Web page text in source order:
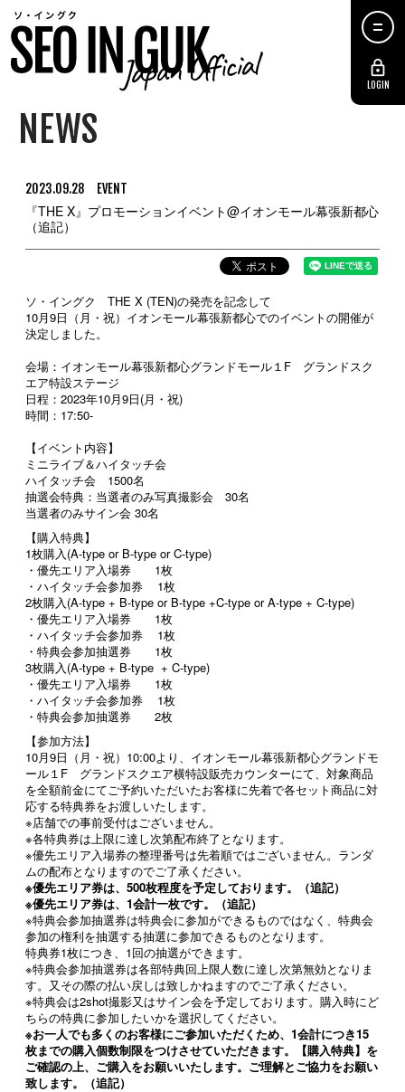
LOGIN
NEWS
2023.09.28 EVENT
『THE X』プロモーションイベント@イオンモール幕張新都心
（追記）
ソ・イングク THE X (TEN)の発売を記念して
10月9日（月・祝）イオンモール幕張新都心でのイベントの開催が
決定しました。
会場：イオンモール幕張新都心グランドモール１F グランドスク
エア特設ステージ
日程：2023年10月9日(月・祝)
時間：17:50-
【イベント内容】
ミニライブ＆ハイタッチ会
ハイタッチ会 1500名
抽選会特典：当選者のみ写真撮影会 30名
当選者のみサイン会 30名
【購入特典】
1枚購入(A-type or B-type or C-type)
・優先エリア入場券 1枚
・ハイタッチ会参加券 1枚
2枚購入(A-type + B-type or B-type +C-type or A-type + C-type)
・優先エリア入場券 1枚
・ハイタッチ会参加券 1枚
・特典会参加抽選券 1枚
3枚購入(A-type + B-type + C-type)
・優先エリア入場券 1枚
・ハイタッチ会参加券 1枚
・特典会参加抽選券 2枚
【参加方法】
10月9日（月・祝）10:00より、イオンモール幕張新都心グランドモ
ール１F グランドスクエア横特設販売カウンターにて、対象商品
を全額前金にてご予約いただいたお客様に先着で各セット商品に対
応する特典券をお渡しいたします。
※店舗での事前受付はございません。
※各特典券は上限に達し次第配布終了となります。
※優先エリア入場券の整理番号は先着順ではございません。ランダ
ムの配布となりますのでご了承ください。
※優先エリア券は、500枚程度を予定しております。
（追記）
※優先エリア券は、1会計一枚です。
（追記）
※特典会参加抽選券は特典会に参加ができるものではなく、特典会
参加の権利を抽選する抽選に参加できるものとなります。
特典券1枚につき、1回の抽選ができます。
※特典会参加抽選券は各部特典回上限人数に達し次第無効となりま
す。又その際の払い戻しは致しかねますのでご了承ください。
※特典会は2shot撮影又はサイン会を予定しております。購入時にど
ちらの特典に参加したいかを選択してください。
※お一人でも多くのお客様にご参加いただくため、1会計につき15
枚までの購入個数制限をつけさせていただきます。【購入特典】を
ご確認の上、ご購入をお願いいたします。ご理解とご協力をお願い
致します。
（追記）